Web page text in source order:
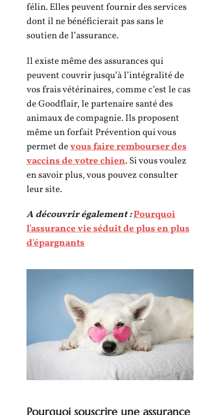
félin. Elles peuvent fournir des services
dont il ne bénéficierait pas sans le
soutien de l’assurance.
Il existe même des assurances qui
peuvent couvrir jusqu’à l’intégralité de
vos frais vétérinaires, comme c’est le cas
de Goodflair, le partenaire santé des
animaux de compagnie. Ils proposent
même un forfait Prévention qui vous
permet devous faire rembourser des
vaccins de votre chien. Si vous voulez
en savoir plus, vous pouvez consulter
leur site.
A découvrir également :Pourquoi
l'assurance vie séduit de plus en plus
d'épargnants
Pourquoi souscrire une assurance